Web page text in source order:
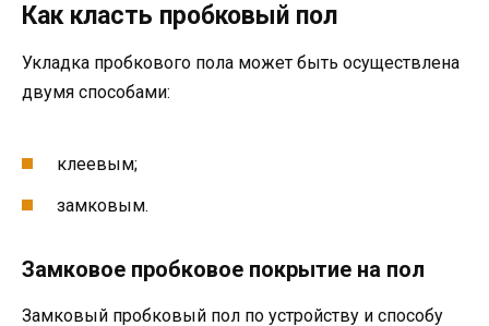
Как класть пробковый пол
Укладка пробкового пола может быть осуществлена
двумя способами:
клеевым;
замковым.
Замковое пробковое покрытие на пол
Замковый пробковый пол по устройству и способу